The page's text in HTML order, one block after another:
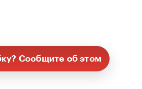
Сообщите об этом